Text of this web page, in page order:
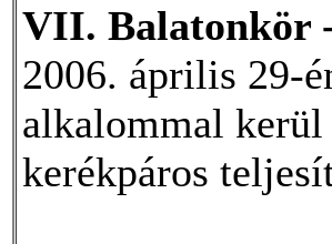
VII. Balatonkör
2006. április 29-
alkalommal kerül
kerékpáros